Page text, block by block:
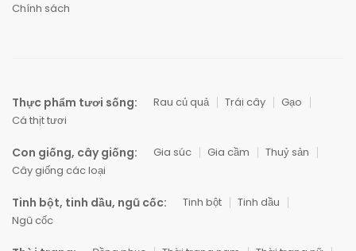
Chính sách
Thực phẩm tươi sống: Rau củ quả Trái cây
Gạo
Cá thịt tươi
Con giống, cây giống: Gia súc Gia cầm
Thuỷ sản
Cây giống các loại
Tinh bột, tinh dầu, ngũ cốc: Tinh bột
Tinh dầu
Ngũ cốc